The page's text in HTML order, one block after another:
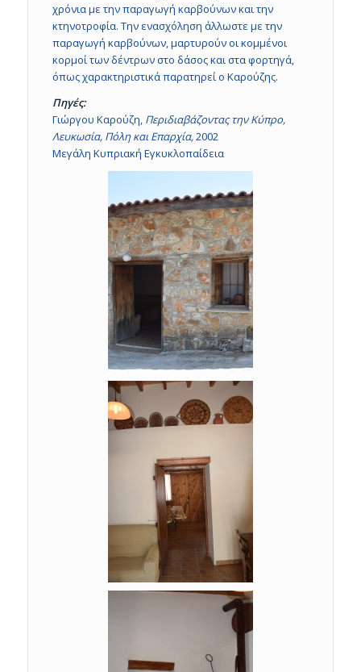
χρόνια με την παραγωγή καρβούνων και την
κτηνοτροφία. Την ενασχόληση άλλωστε με την
παραγωγή καρβούνων, μαρτυρούν οι κομμένοι
κορμοί των δέντρων στο δάσος και στα φορτηγά,
όπως χαρακτηριστικά παρατηρεί ο Καρούζης.
Πηγές:
Γιώργου Καρούζη, Περιδιαβάζοντας την Κύπρο,
Λευκωσία, Πόλη και Επαρχία,2002
Μεγάλη Κυπριακή Εγκυκλοπαίδεια